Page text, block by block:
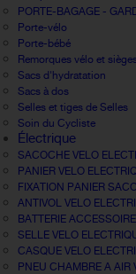
PORTE-BAGAGE -
Porte-vélo
Porte-bébé
Remorques vélo et
Sacs d'hydratation
Sacs à dos
Selles et tiges de Selles
Soin du Cycliste
Électrique
SACOCHE VELO
PANIER VELO
FIXATION PANIER
ANTIVOL VELO
BATTERIE
SELLE VELO
CASQUE VELO
PNEU CHAMBRE A AIR